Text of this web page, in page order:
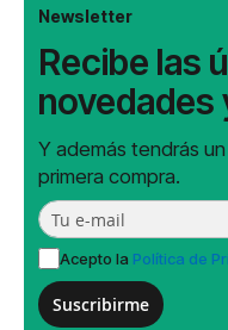
Newsletter
Recibe las
Y además tendrás
primera compra.
Acepto la Política de
Suscribirme